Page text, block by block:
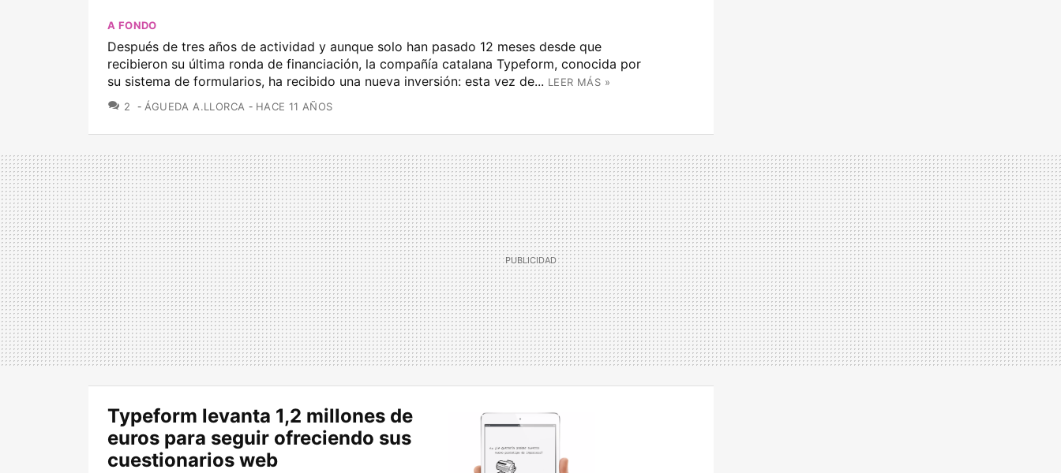
A FONDO
Después de tres años de actividad y aunque solo han pasado 12 meses desde que
recibieron su última ronda de financiación, la compañía catalana Typeform, conocida por
su sistema de formularios, ha recibido una nueva inversión: esta vez de... LEER MÁS »
2
COMENTARIOS
ÁGUEDA A.LLORCA HACE 11 AÑOS
Typeform levanta 1,2 millones de
euros para seguir ofreciendo sus
cuestionarios web